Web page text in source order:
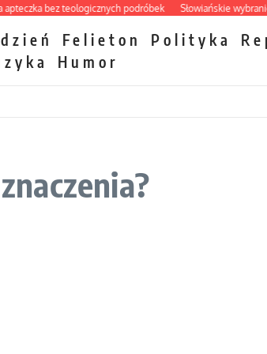
bez teologicznych podróbek Słowiańskie
Felieton Polityka
Humor